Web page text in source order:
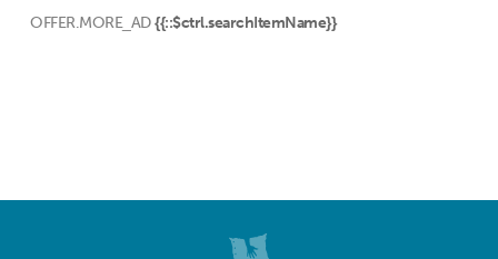
OFFER.MORE_AD {{::$ctrl.searchItemName}}